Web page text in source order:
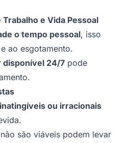
e Vida Pessoal
o tempo pessoal, isso
ao esgotamento.
disponível 24/7 pode
ou irracionais
são viáveis podem levar